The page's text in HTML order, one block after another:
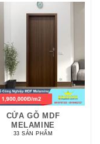
CỬA GỖ MDF
MELAMINE
33 SẢN PHẨM